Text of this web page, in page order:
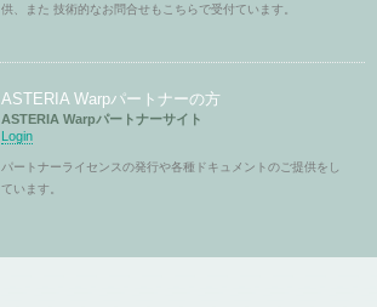
供、また 技術的なお問合せもこちらで受付ています。
ASTERIA Warpパートナーの方
ASTERIA Warpパートナーサイト
Login
パートナーライセンスの発行や各種ドキュメントのご提供をし
ています。